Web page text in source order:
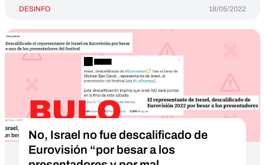
DESINFO 18/05/2022
No, Israel no fue descalificado de
Eurovisión “por besar a los